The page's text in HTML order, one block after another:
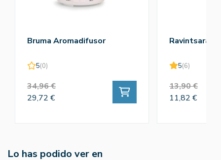
Bruma Aromadifusor
5(0)
34,96 €
29,72 €
Ravintsara
5(6)
13,90 €
11,82 €
Lo has podido ver en